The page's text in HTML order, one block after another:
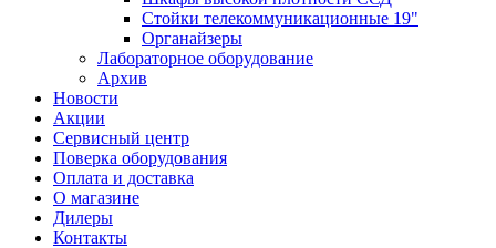
Стойки телекоммуникационные 19"
Органайзеры
Лабораторное оборудование
Архив
Новости
Акции
Сервисный центр
Поверка оборудования
Оплата и доставка
О магазине
Дилеры
Контакты